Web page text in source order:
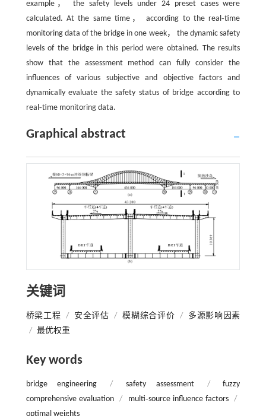
example， the safety levels under 24 preset cases were
calculated. At the same time， according to the real‑time
monitoring data of the bridge in one week， the dynamic safety
levels of the bridge in this period were obtained. The results
show that the assessment method can fully consider the
influences of various subjective and objective factors and
dynamically evaluate the safety status of bridge according to
real‑time monitoring data.
Graphical abstract
关键词
桥梁工程 / 安全评估 / 模糊综合评价 /
多源影响因素
/ 最优权重
Key words
bridge engineering / safety assessment /
fuzzy
comprehensive evaluation
/ multi‑source influence factors
/
optimal weights